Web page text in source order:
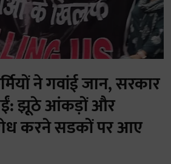
ने गवांई जान, सरकार
झूठे आंकड़ों और
करने सडकों पर आए